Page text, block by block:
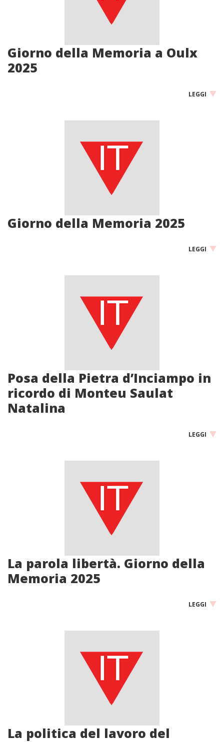
Giorno della Memoria a Oulx
2025
LEGGI
Giorno della Memoria 2025
LEGGI
Posa della Pietra d’Inciampo in
ricordo di Monteu Saulat
Natalina
LEGGI
La parola libertà. Giorno della
Memoria 2025
LEGGI
La politica del lavoro del